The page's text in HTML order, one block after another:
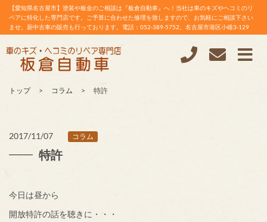
【愛知県名古屋市】塗装や板金のご相談は『板倉自動車』へ！当社は車のキズやヘコミのリ
ペアに特化した専門店です。ご予算に合わせた修理を致しますので、お気軽にご相談下さい
ませ。新中古車の販売も行っております。電話：052-389-5752。名古屋市港区小碓3-129
トップ コラム 特許
2017/11/07 コラム
特許
今日は昼から
開放特許の話を聴きに・・・